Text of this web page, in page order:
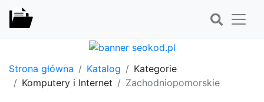
Strona główna Katalog
Kategorie
Komputery i Internet
Zachodniopomorskie